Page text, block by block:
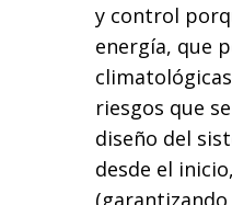
y control
energía, que
riesgos que
diseño del
desde el